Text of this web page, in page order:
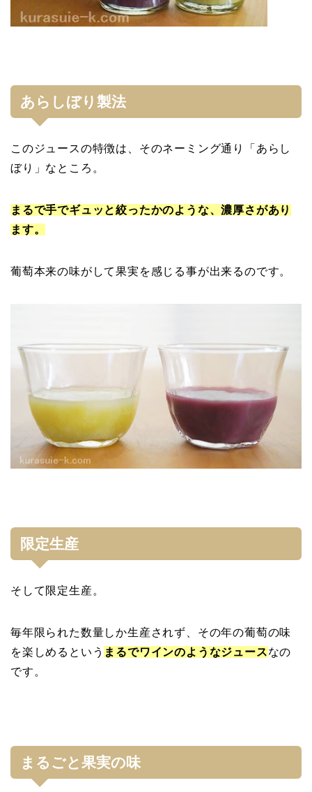
あらしぼり製法
このジュースの特徴は、そのネーミング通り「あらし
ぼり」なところ。
まるで手でギュッと絞ったかのような、濃厚さがあり
ます。
葡萄本来の味がして果実を感じる事が出来るのです。
限定生産
そして限定生産。
毎年限られた数量しか生産されず、その年の葡萄の味
を楽しめるという まるでワインのようなジュースなの
です。
まるごと果実の味